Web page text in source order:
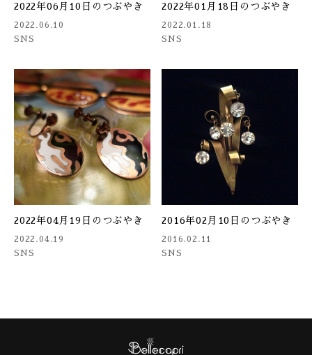
2022年06月10日のつぶやき
2022.06.10
SNS
2022年01月18日のつぶやき
2022.01.18
SNS
2022年04月19日のつぶやき
2022.04.19
SNS
2016年02月10日のつぶやき
2016.02.11
SNS